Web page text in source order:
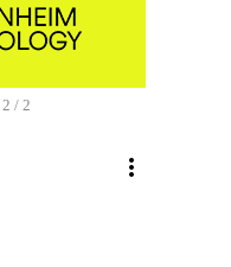
1 / 2
more_vert